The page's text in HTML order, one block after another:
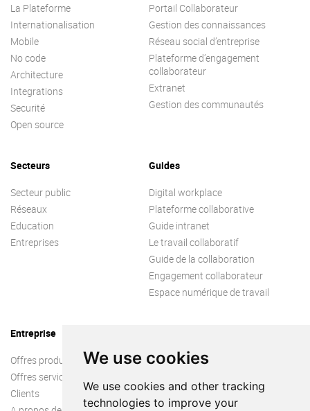
We use cookies
We use cookies and other tracking
technologies to improve your
La Plateforme
Internationalisation
Mobile
No code
Architecture
Integrations
Securité
Open source
Portail Collaborateur
Gestion des connaissances
Réseau social d’entreprise
Plateforme d’engagement
collaborateur
Extranet
Gestion des communautés
Secteurs
Secteur public
Réseaux
Education
Entreprises
Guides
Digital workplace
Plateforme collaborative
Guide intranet
Le travail collaboratif
Guide de la collaboration
Engagement collaborateur
Espace numérique de travail
Entreprise
Offres produit
Offres services
Clients